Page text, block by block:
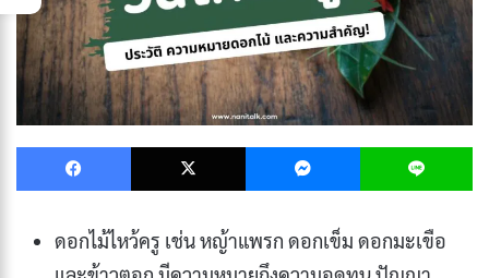
Facebook X Messenger
ดอกไม้ไหว้ครู เช่น หญ้าแพรก ดอกเข็ม ดอกมะเขือ